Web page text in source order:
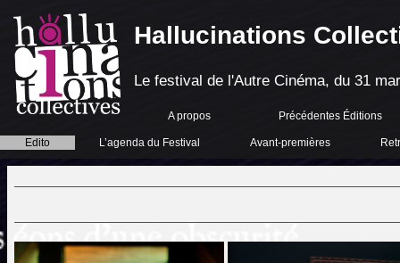
Hallucinations
Le festival de l'Autre Cinéma, du 31
A propos Précédentes Éditions
Edito L’agenda du Festival Avant-premières